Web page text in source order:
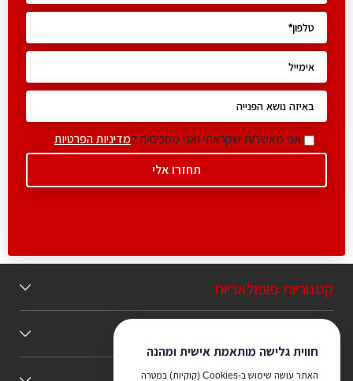
אני מאשר/ת שקראתי ואני מסכים/ה למדיניות הפרטיות
חווית גלישה מותאמת אישית ומהנה
האתר עושה שימוש ב-Cookies (קוקיות) במטרה
קטגוריות פופולאריות